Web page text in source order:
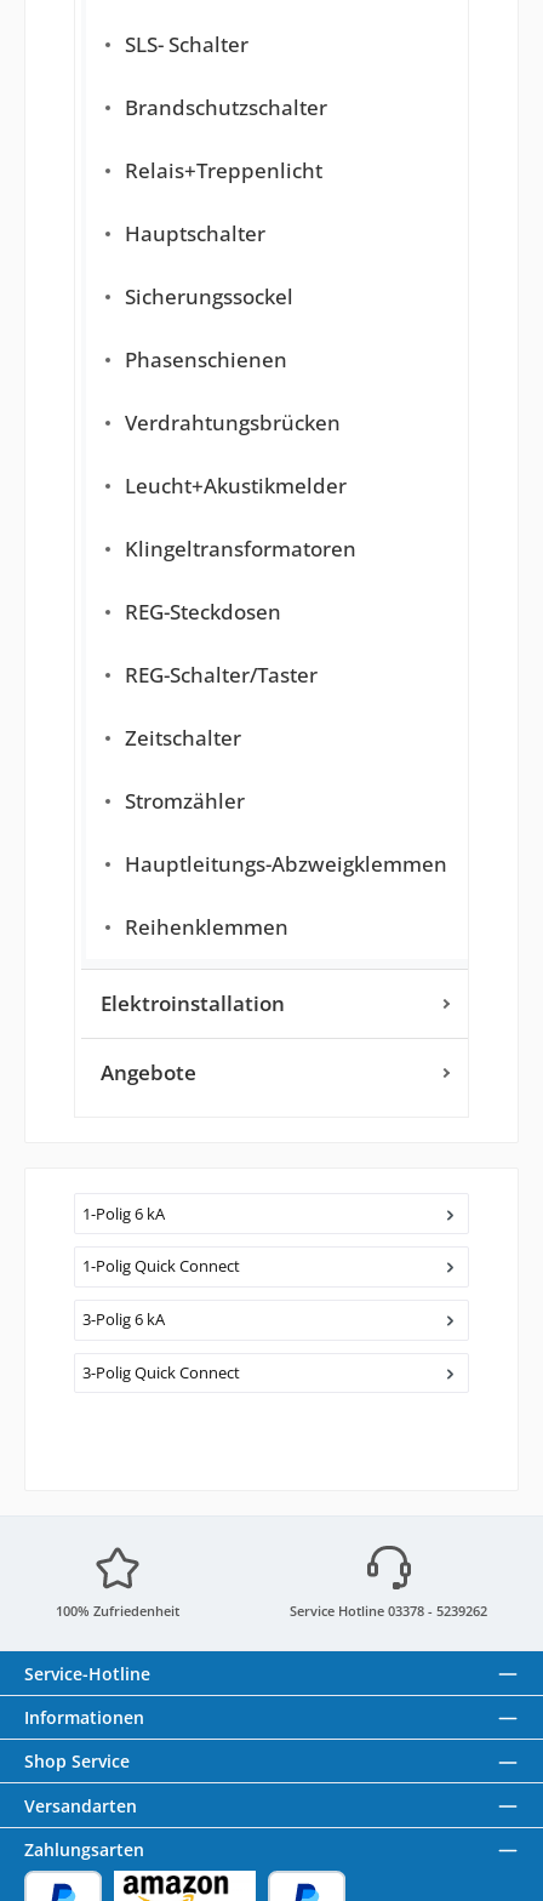
SLS- Schalter
Brandschutzschalter
Relais+Treppenlicht
Hauptschalter
Sicherungssockel
Phasenschienen
Verdrahtungsbrücken
Leucht+Akustikmelder
Klingeltransformatoren
REG-Steckdosen
REG-Schalter/Taster
Zeitschalter
Stromzähler
Hauptleitungs-Abzweigklemmen
Reihenklemmen
Elektroinstallation
Angebote
1-Polig 6 kA
1-Polig Quick Connect
3-Polig 6 kA
3-Polig Quick Connect
100% Zufriedenheit Service Hotline 03378 - 5239262
Service-Hotline
Informationen
Shop Service
Versandarten
Zahlungsarten